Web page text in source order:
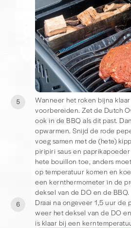
5
Wanneer het roken bijna
voorbereiden. Zet de Dutch
ook in de BBQ als dit past.
opwarmen. Snijd de rode
voeg samen met de (hete)
piripiri saus en
hete bouillon toe, anders
op temperatuur komen en
een kernthermometer in de
deksel van de DO en de BBQ.
6
Draai na ongeveer 1,5 uur de
weer het deksel van de DO
is klaar bij een